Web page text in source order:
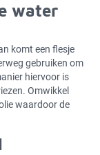
water
komt een flesje
gebruiken om
hiervoor is
Omwikkel
waardoor de